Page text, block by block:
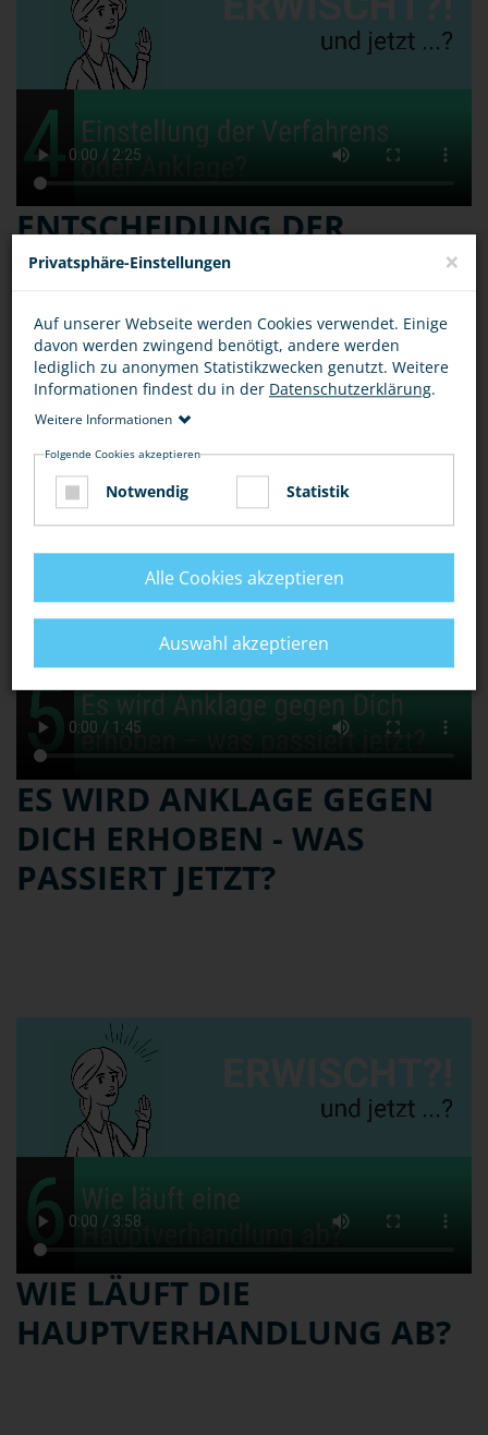
ENTSCHEIDUNG DER
STAATSANWALTSCHAFT:
VERFAHRENS ODER
ANKLAGE
ES WIRD ANKLAGE GEGEN
DICH ERHOBEN - WAS
PASSIERT JETZT?
WIE LÄUFT DIE
HAUPTVERHANDLUNG AB?
Privatsphäre-Einstellungen ×
Auf unserer Webseite werden Cookies verwendet. Einige
davon werden zwingend benötigt, andere werden
lediglich zu anonymen Statistikzwecken genutzt. Weitere
Informationen findest du in der Datenschutzerklärung.
Weitere Informationen
Folgende Cookies akzeptieren
Notwendig Statistik
Alle Cookies akzeptieren
Auswahl akzeptieren